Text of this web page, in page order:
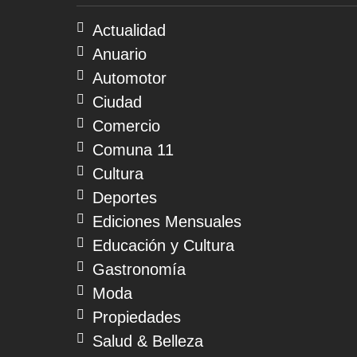
Actualidad
Anuario
Automotor
Ciudad
Comercio
Comuna 11
Cultura
Deportes
Ediciones Mensuales
Educación y Cultura
Gastronomía
Moda
Propiedades
Salud & Belleza
07